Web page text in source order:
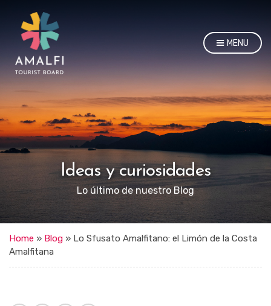
MENU
Ideas y curiosidades
Lo último de nuestro Blog
Home » Blog » Lo Sfusato Amalfitano: el Limón de la Costa
Amalfitana